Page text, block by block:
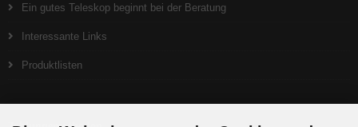
Ein gutes Teleskop beginnt bei der Beratung
Interessante Links
Produktlisten